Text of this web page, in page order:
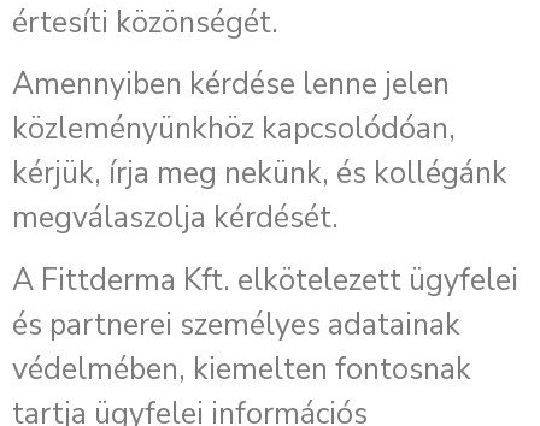
értesíti közönségét.
Amennyiben kérdése lenne jelen
közleményünkhöz kapcsolódóan,
kérjük, írja meg nekünk, és kollégánk
megválaszolja kérdését.
A Fittderma Kft. elkötelezett ügyfelei
és partnerei személyes adatainak
védelmében, kiemelten fontosnak
tartja ügyfelei információs